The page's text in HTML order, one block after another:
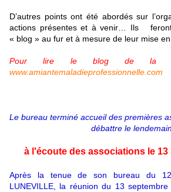
D’autres points ont été abordés sur
actions présentes et à venir… Ils feront
« blog » au fur et à mesure de leur mise
Pour lire le blog de la
www.amiantemaladieprofessionnelle.com
Le bureau terminé accueil des premières
débattre le
à l'écoute des associations le 13
Après la tenue de son bureau du
LUNEVILLE, la réunion du 13